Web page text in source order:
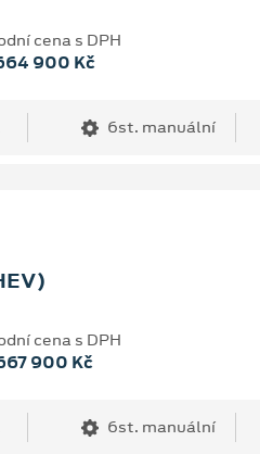
cena s DPH
900 Kč
6st. manuální
cena s DPH
900 Kč
6st. manuální